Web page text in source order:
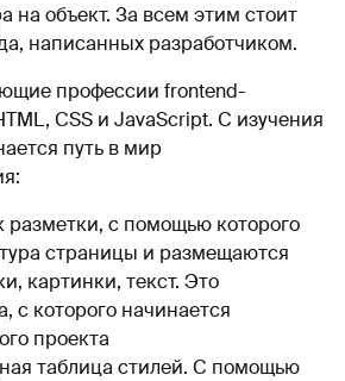
на объект. За всем этим стоит
написанных разработчиком.
профессии frontend-
CSS и JavaScript. С изучения
путь в мир
разметки, с помощью которого
страницы и размещаются
картинки, текст. Это
с которого начинается
проекта
таблица стилей. С помощью